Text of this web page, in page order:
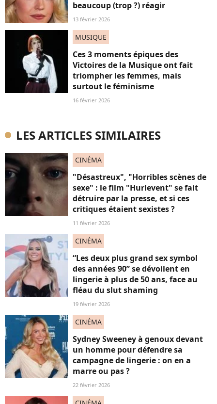
beaucoup (trop ?) réagir
13 février 2026
MUSIQUE
Ces 3 moments épiques des
Victoires de la Musique ont fait
triompher les femmes, mais
surtout le féminisme
16 février 2026
LES ARTICLES SIMILAIRES
CINÉMA
"Désastreux", "Horribles scènes de
sexe" : le film "Hurlevent" se fait
détruire par la presse, et si ces
critiques étaient sexistes ?
11 février 2026
CINÉMA
“Les deux plus grand sex symbol
des années 90” se dévoilent en
lingerie à plus de 50 ans, face au
fléau du slut shaming
19 février 2026
CINÉMA
Sydney Sweeney à genoux devant
un homme pour défendre sa
campagne de lingerie : on en a
marre ou pas ?
22 février 2026